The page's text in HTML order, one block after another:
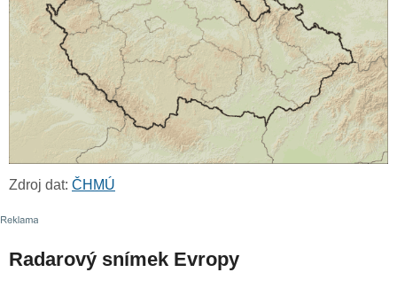
Zdroj dat: ČHMÚ
Radarový snímek Evropy